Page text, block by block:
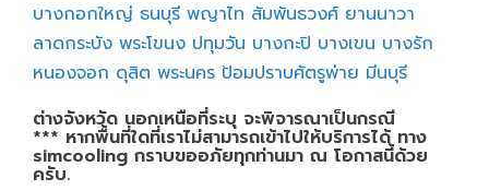
บางกอกใหญ่ ธนบุรี พญาไท สัมพันธวงศ์ ยานนาวา
ลาดกระบัง พระโขนง ปทุมวัน บางกะปิ บางเขน บางรัก
หนองจอก ดุสิต พระนคร ป้อมปราบศัตรูพ่าย มีนบุรี
ต่างจังหวัด นอกเหนือที่ระบุ จะพิจารณาเป็นกรณี
*** หากพื้นที่ใดที่เราไม่สามารถเข้าไปให้บริการได้ ทาง
simcooling กราบขออภัยทุกท่านมา ณ โอกาสนี้ด้วย
ครับ.